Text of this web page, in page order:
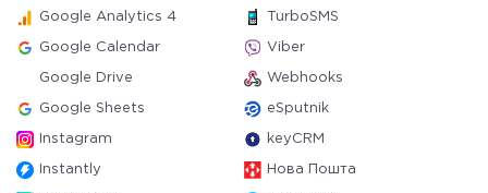
Google Analytics 4 TurboSMS
Google Calendar Viber
Google Drive Webhooks
Google Sheets eSputnik
Instagram keyCRM
Instantly Нова Пошта